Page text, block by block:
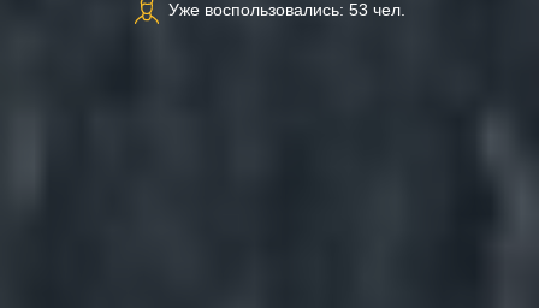
Уже воспользовались: 53 чел.